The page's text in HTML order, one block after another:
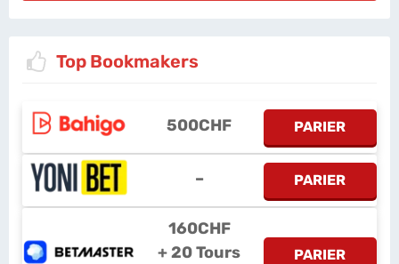
Top Bookmakers
500CHF PARIER
– PARIER
160CHF
+ 20 Tours
PARIER